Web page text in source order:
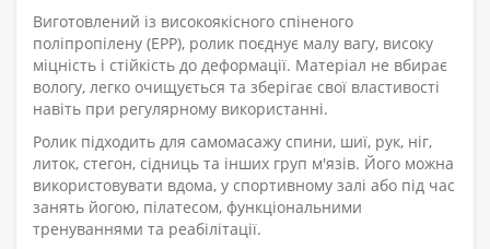
Виготовлений із високоякісного спіненого
поліпропілену (EPP), ролик поєднує малу вагу, високу
міцність і стійкість до деформації. Матеріал не вбирає
вологу, легко очищується та зберігає свої властивості
навіть при регулярному використанні.
Ролик підходить для самомасажу спини, шиї, рук, ніг,
литок, стегон, сідниць та інших груп м'язів. Його можна
використовувати вдома, у спортивному залі або під час
занять йогою, пілатесом, функціональними
тренуваннями та реабілітації.